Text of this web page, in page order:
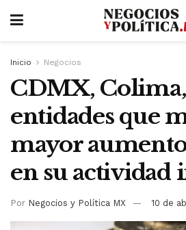
Inicio Negocios
CDMX,
entidades que
mayor
en su actividad
Por Negocios y Política MX 10 de